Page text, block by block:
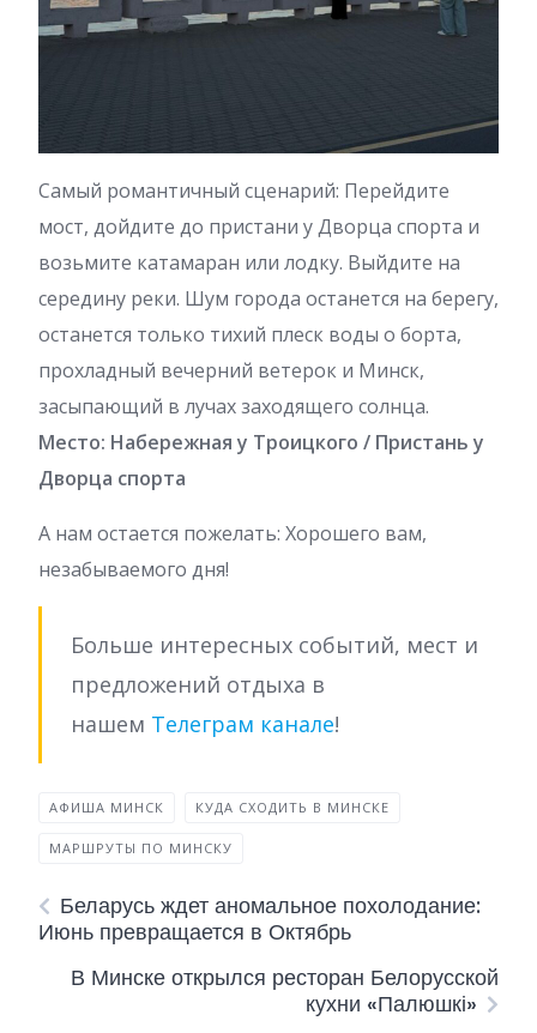
Самый романтичный сценарий: Перейдите
мост, дойдите до пристани у Дворца спорта и
возьмите катамаран или лодку. Выйдите на
середину реки. Шум города останется на берегу,
останется только тихий плеск воды о борта,
прохладный вечерний ветерок и Минск,
засыпающий в лучах заходящего солнца.
Место: Набережная у Троицкого / Пристань у
Дворца спорта
А нам остается пожелать: Хорошего вам,
незабываемого дня!
Больше интересных событий, мест и
предложений отдыха в
нашем Телеграм канале!
АФИША МИНСК КУДА СХОДИТЬ В МИНСКЕ
МАРШРУТЫ ПО МИНСКУ
Беларусь ждет аномальное похолодание:
Июнь превращается в Октябрь
В Минске открылся ресторан Белорусской
кухни «Палюшкі»